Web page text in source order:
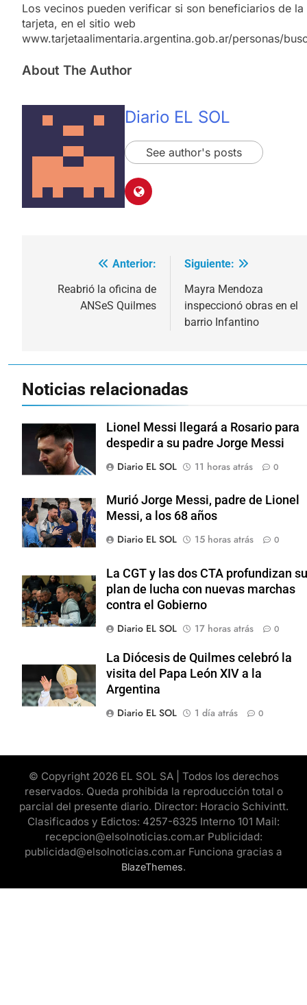
Los vecinos pueden verificar si son beneficiarios de la
tarjeta, en el sitio web
www.tarjetaalimentaria.argentina.gob.ar/personas/
About The Author
Diario EL SOL
See author's posts
NavegaciónAnterior:
Reabrió la oficina de
ANSeS Quilmes
Siguiente:
Mayra Mendoza
inspeccionó obras en el
barrio Infantino
Noticias relacionadas
Lionel Messi llegará a Rosario para
despedir a su padre Jorge Messi
Diario EL SOL
11 horas atrás 0
Murió Jorge Messi, padre de Lionel
Messi, a los 68 años
Diario EL SOL
15 horas atrás 0
La CGT y las dos CTA profundizan
plan de lucha con nuevas marchas
contra el Gobierno
Diario EL SOL
17 horas atrás 0
La Diócesis de Quilmes celebró la
visita del Papa León XIV a la
Argentina
Diario EL SOL
1 día atrás 0
© Copyright 2026 EL SOL SA | Todos los derechos
reservados. Queda prohibida la reproducción total o
parcial del presente diario. Director: Horacio Schivintt.
Clasificados y Edictos: 4257-6325 Interno 101 Mail:
recepcion@elsolnoticias.com.ar Publicidad:
publicidad@elsolnoticias.com.ar Funciona gracias a
BlazeThemes.